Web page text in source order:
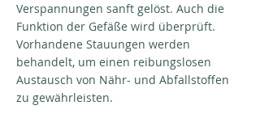
Verspannungen sanft gelöst. Auch die
Funktion der Gefäße wird überprüft.
Vorhandene Stauungen werden
behandelt, um einen reibungslosen
Austausch von Nähr- und Abfallstoffen
zu gewährleisten.